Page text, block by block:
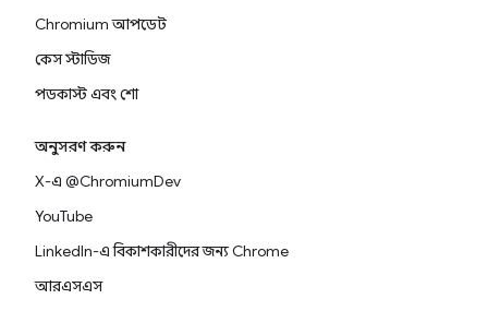
Chromium আপডেট
কেস স্টাডিজ
পডকাস্ট এবং শো
অনুসরণ করুন
X-এ @ChromiumDev
YouTube
LinkedIn-এ বিকাশকারীদের জন্য Chrome
আরএসএস